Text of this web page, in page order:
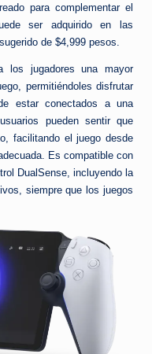
para complementar el
ser adquirido en las
de $4,999 pesos.
los jugadores una mayor
permitiéndoles disfrutar
estar conectados a una
pueden sentir que
facilitando el juego desde
Es compatible con
DualSense, incluyendo la
siempre que los juegos